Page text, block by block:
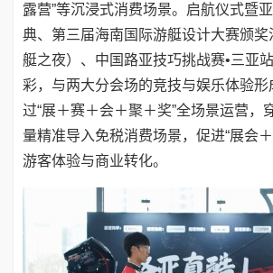
露营”等沉浸式消费场景。启航仪式暨
典、第三届海南国际游艇设计大赛颁
艇之夜）、中国路亚技巧挑战赛•三亚
彩，与两大分会场的竞技与娱乐体验形
过“展＋赛＋会＋聚＋奖”全场景运营，
量精准导入免税消费场景，促进“展会
游客体验与商业转化。